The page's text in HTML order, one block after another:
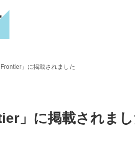
敷清掃
」に掲載されました
」に掲載されま